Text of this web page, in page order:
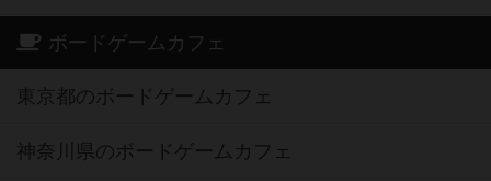
ボードゲームカフェ
東京都のボードゲームカフェ
神奈川県のボードゲームカフェ